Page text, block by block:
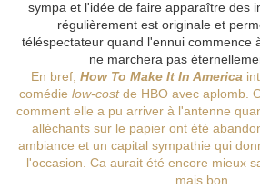
sympa et l'idée de faire apparaître des
régulièrement est originale et
téléspectateur quand l'ennui commence
ne marchera pas
En bref, How To Make It In America
comédie low-costde HBO avec aplomb.
comment elle a pu arriver à l'antenne
alléchants sur le papier ont été
ambiance et un capital sympathie qui
l'occasion. Ca aurait été encore mieux
mais bon.